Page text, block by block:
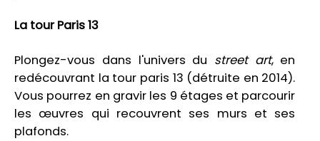
La tour Paris 13
Plongez-vous dans l'univers du street art, en
redécouvrant la tour paris 13 (détruite en 2014).
Vous pourrez en gravir les 9 étages et parcourir
les œuvres qui recouvrent ses murs et ses
plafonds.